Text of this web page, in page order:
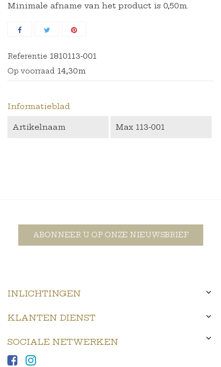
Minimale afname van het product is 0,50m.
Referentie 1810113-001
Op voorraad 14,30m
Informatieblad
Artikelnaam Max 113-001
ABONNEER U OP ONZE NIEUWSBRIEF
INLICHTINGEN 
KLANTEN DIENST 
SOCIALE NETWERKEN 